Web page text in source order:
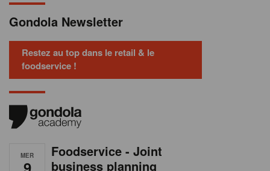
Gondola Newsletter
Restez au top dans le retail & le
foodservice !
MER
Foodservice - Joint
business planning